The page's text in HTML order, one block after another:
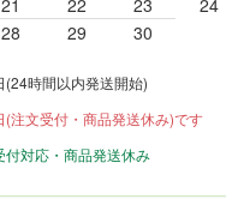
21 22 23 24
28 29 30
(24時間以内発送開始)
(注文受付・商品発送休み)です
付対応・商品発送休み